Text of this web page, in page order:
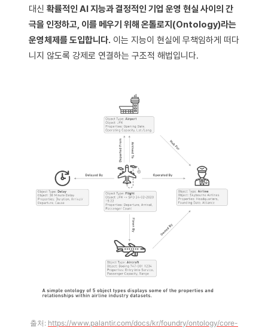
대신 확률적인 AI 지능과 결정적인 기업 운영 현실 사이의 간
극을 인정하고, 이를 메우기 위해 온톨로지(Ontology)라는
운영체제를 도입합니다. 이는 지능이 현실에 무책임하게 떠다
니지 않도록 강제로 연결하는 구조적 해법입니다.
출처: https://www.palantir.com/docs/kr/foundry/ontology/core-